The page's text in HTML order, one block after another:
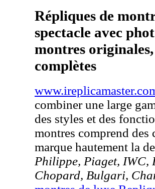
Répliques de
spectacle avec
montres
complètes
combiner une large
des styles et des
montres comprend des
marque hautement la
Philippe, Piaget, IWC,
Chopard, Bulgari,